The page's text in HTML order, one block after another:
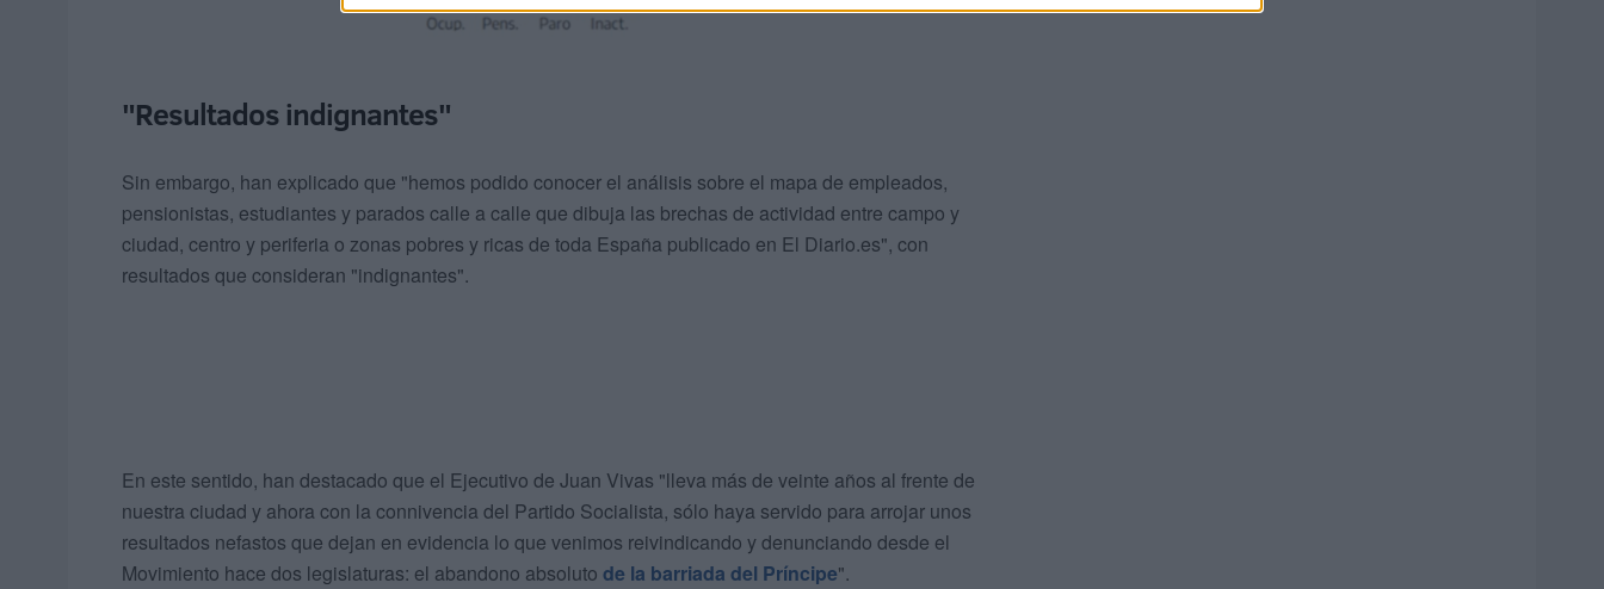
"Resultados indignantes"
Sin embargo, han explicado que "hemos podido conocer el análisis sobre el mapa de empleados,
pensionistas, estudiantes y parados calle a calle que dibuja las brechas de actividad entre campo y
ciudad, centro y periferia o zonas pobres y ricas de toda España publicado en El Diario.es", con
resultados que consideran "indignantes".
En este sentido, han destacado que el Ejecutivo de Juan Vivas "lleva más de veinte años al frente de
nuestra ciudad y ahora con la connivencia del Partido Socialista, sólo haya servido para arrojar unos
resultados nefastos que dejan en evidencia lo que venimos reivindicando y denunciando desde el
Movimiento hace dos legislaturas: el abandono absoluto de la barriada del Príncipe".